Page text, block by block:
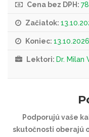
Cena bez DPH:
Začiatok:
Koniec:
Lektori: Dr. Milan
Podporujú vaše
skutočnosti oberajú